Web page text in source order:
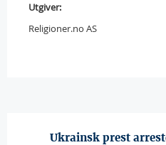
Utgiver:
Religioner.no AS
Ukrainsk prest